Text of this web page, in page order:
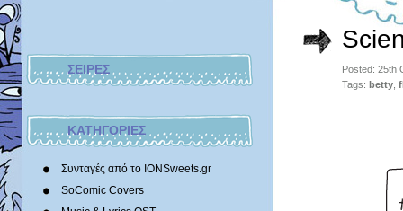
ΣΕΙΡΕΣ
ΚΑΤΗΓΟΡΙΕΣ
Συνταγές από το IONSweets.gr
SoComic Covers
Posted: 25th
Tags: betty